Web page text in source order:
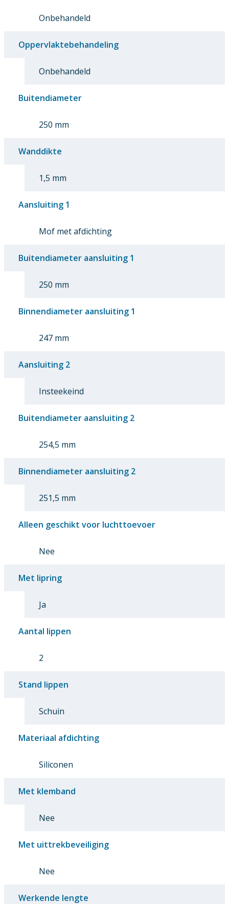
Onbehandeld
Oppervlaktebehandeling
Onbehandeld
Buitendiameter
250 mm
Wanddikte
1,5 mm
Aansluiting 1
Mof met afdichting
Buitendiameter aansluiting 1
250 mm
Binnendiameter aansluiting 1
247 mm
Aansluiting 2
Insteekeind
Buitendiameter aansluiting 2
254,5 mm
Binnendiameter aansluiting 2
251,5 mm
Alleen geschikt voor luchttoevoer
Nee
Met lipring
Ja
Aantal lippen
2
Stand lippen
Schuin
Materiaal afdichting
Siliconen
Met klemband
Nee
Met uittrekbeveiliging
Nee
Werkende lengte